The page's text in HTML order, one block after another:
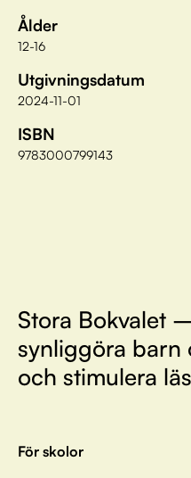
Ålder
12-16
Utgivningsdatum
2024-11-01
ISBN
9783000799143
Stora Bokvalet
synliggöra barn
och stimulera
För skolor